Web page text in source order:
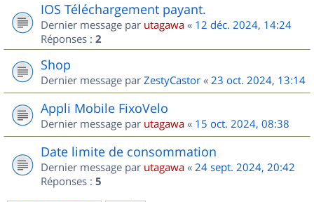
IOS Téléchargement payant.
Dernier message par utagawa « 12 déc. 2024, 14:24
Réponses : 2
Shop
Dernier message par ZestyCastor « 23 oct. 2024, 13:14
Appli Mobile FixoVelo
Dernier message par utagawa « 15 oct. 2024, 08:38
Date limite de consommation
Dernier message par utagawa « 24 sept. 2024, 20:42
Réponses : 5